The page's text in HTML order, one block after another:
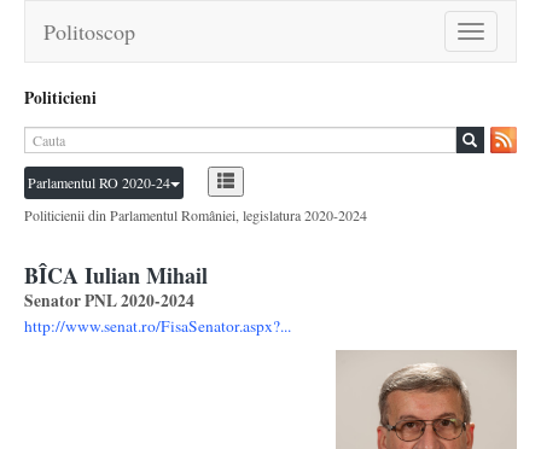
Toggle
navigation
Politoscop
Politicieni
Parlamentul RO 2020-24
Politicienii din Parlamentul României, legislatura 2020-2024
BÎCA Iulian Mihail
Senator PNL 2020-2024
http://www.senat.ro/FisaSenator.aspx?...